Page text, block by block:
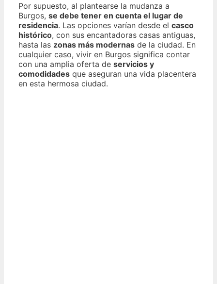
Por supuesto, al plantearse la mudanza a
Burgos, se debe tener en cuenta el lugar de
residencia. Las opciones varían desde el casco
histórico, con sus encantadoras casas antiguas,
hasta las zonas más modernas de la ciudad. En
cualquier caso, vivir en Burgos significa contar
con una amplia oferta de servicios y
comodidades que aseguran una vida placentera
en esta hermosa ciudad.